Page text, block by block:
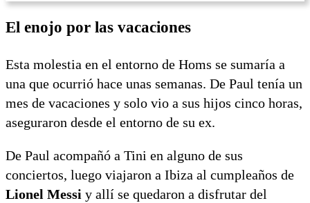
El enojo por las vacaciones
Esta molestia en el entorno de Homs se sumaría a
una que ocurrió hace unas semanas. De Paul tenía un
mes de vacaciones y solo vio a sus hijos cinco horas,
aseguraron desde el entorno de su ex.
De Paul acompañó a Tini en alguno de sus
conciertos, luego viajaron a Ibiza al cumpleaños de
Lionel Messi y allí se quedaron a disfrutar del